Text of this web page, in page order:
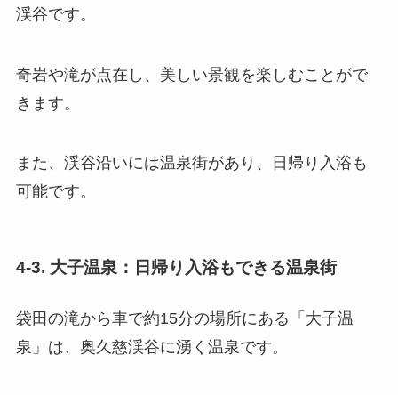
渓谷です。
奇岩や滝が点在し、美しい景観を楽しむことがで
きます。
また、渓谷沿いには温泉街があり、日帰り入浴も
可能です。
4-3. 大子温泉：日帰り入浴もできる温泉街
袋田の滝から車で約15分の場所にある「大子温
泉」は、奥久慈渓谷に湧く温泉です。